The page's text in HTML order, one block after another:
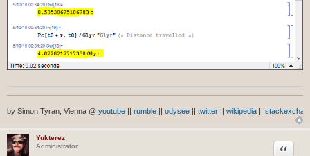
by Simon Tyran, Vienna @ youtube || rumble || odysee || twitter || wikipedia ||
Yukterez
Administrator
Zitat